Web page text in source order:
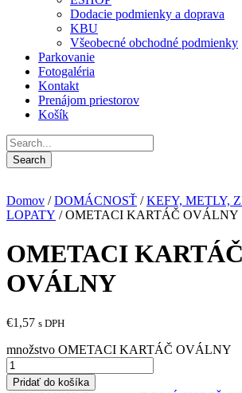
Dodacie podmienky a doprava
KBU
Všeobecné obchodné podmienky
Parkovanie
Fotogaléria
Kontakt
Prenájom priestorov
Košík
Domov /DOMÁCNOSŤ /KEFY, METLY,
LOPATY / OMETACI KARTÁČ OVÁLNY
OMETACI KARTÁČ
OVÁLNY
€1,57 s DPH
množstvo OMETACI KARTÁČ OVÁLNY
Pridať do košíka